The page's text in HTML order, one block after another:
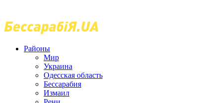
Районы
Мир
Украина
Одесская область
Бессарабия
Измаил